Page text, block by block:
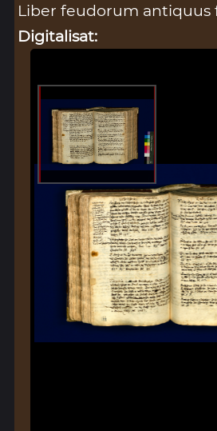
Liber feudorum antiquus
Digitalisat: